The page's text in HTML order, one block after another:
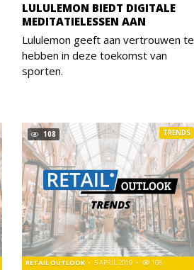
LULULEMON BIEDT DIGITALE
MEDITATIELESSEN AAN
Lululemon geeft aan vertrouwen te
hebben in deze toekomst van
sporten.
108
RETAIL OUTLOOK 5 APRIL 2019 108
TRENDS